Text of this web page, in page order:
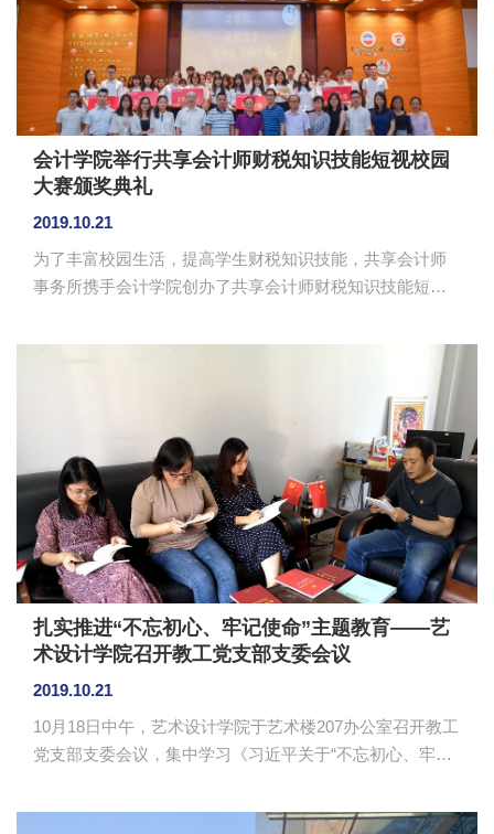
是文明养成的教育，最后是生活的指导，即职业规划及学
业指导。 李俊鹏向大...
会计学院举行共享会计师财税知识技能短视校园
大赛颁奖典礼
2019.10.21
为了丰富校园生活，提高学生财税知识技能，共享会计师
事务所携手会计学院创办了共享会计师财税知识技能短视
报告厅举行财税知识技能短视频校园大赛颁奖仪式。会计
学院院长余浩、副院长陈德余、党总支书记钟远辉、共享
会计师公司董事长陈耿升为首的会计师团队，以及会计学
院老师廖秀娟、范立坚、段姣、廖小慧、谢子韵、陈欣、
邓雪梅、赵聪等出席此次颁奖典礼。此次活动由会计协会
主办，会计学院团委、学生会协助开展。 陈耿升作开
幕致辞，对此次短视频校园大赛的成功...
扎实推进“不忘初心、牢记使命”主题教育——艺
术设计学院召开教工党支部支委会议
2019.10.21
10月18日中午，艺术设计学院于艺术楼207办公室召开教工
党支部支委会议，集中学习《习近平关于“不忘初心、牢记
施，并讨论部署了支部关于“不忘初心、牢记使命”主题教育